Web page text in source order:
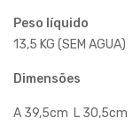
Peso líquido
13,5 KG (SEM AGUA)
Dimensões
A 39,5cm L 30,5cm